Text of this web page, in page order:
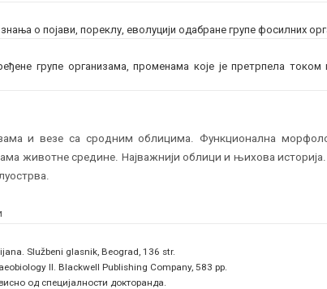
о појави, пореклу, еволуцији одабране групе фосилних
групе организама, променама које је претрпела
и везе са сродним облицима. Функционална
животне средине. Најважнији облици и њихова историја.
Službeni glasnik, Beograd, 136 str.
II. Blackwell Publishing Company, 583 pp.
од специјалности докторанда.